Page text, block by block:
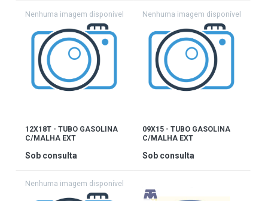
12X18T - TUBO GASOLINA
C/MALHA EXT
Sob consulta
09X15 - TUBO GASOLINA
C/MALHA EXT
Sob consulta